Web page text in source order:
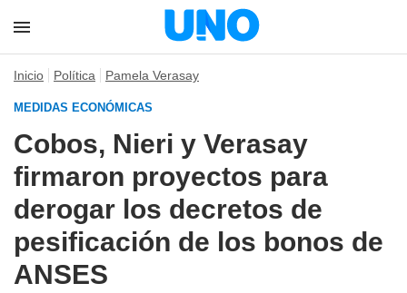
Inicio Política Pamela Verasay
MEDIDAS ECONÓMICAS
Cobos, Nieri y Verasay
firmaron proyectos para
derogar los decretos de
pesificación de los bonos de
ANSES